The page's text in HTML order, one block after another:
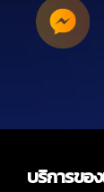
บริการของ